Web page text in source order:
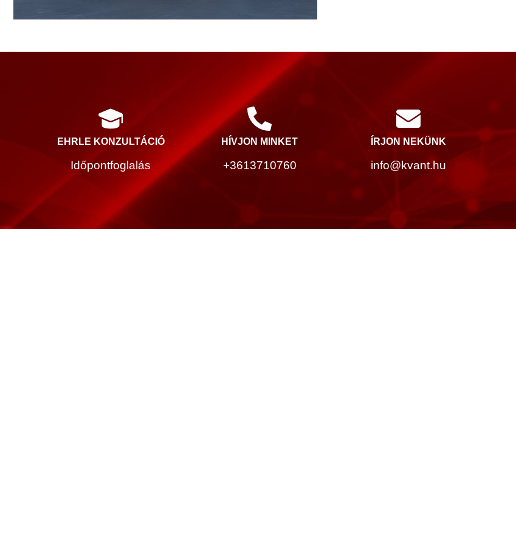
EHRLE KONZULTÁCIÓ
Időpontfoglalás
HÍVJON MINKET
+3613710760
ÍRJON NEKÜNK
info@kvant.hu